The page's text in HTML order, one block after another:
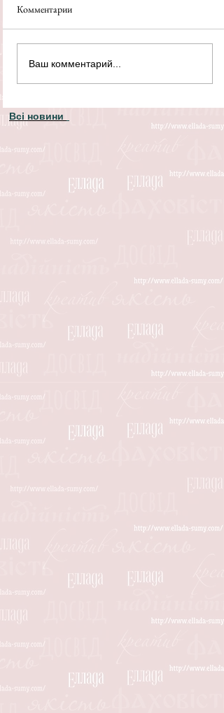
Комментарии
Ваш комментарий...
Всі новини